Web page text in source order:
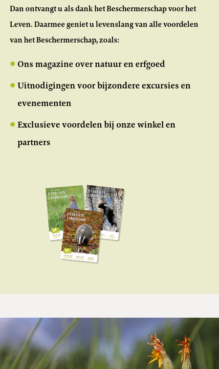
Dan ontvangt u als dank het Beschermerschap voor het
Leven. Daarmee geniet u levenslang van alle voordelen
van het Beschermerschap, zoals:
Ons magazine over natuur en erfgoed
Uitnodigingen voor bijzondere excursies en
evenementen
Exclusieve voordelen bij onze winkel en
partners